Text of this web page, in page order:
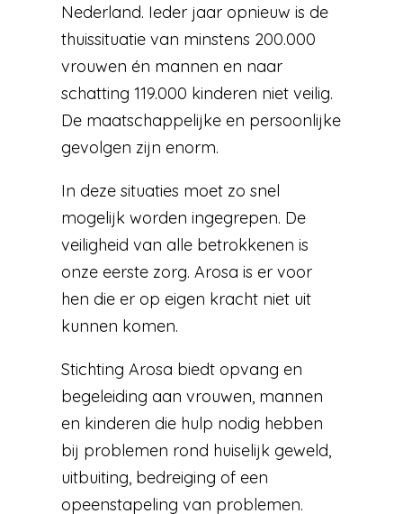
Nederland. Ieder jaar opnieuw is de
thuissituatie van minstens 200.000
vrouwen én mannen en naar
schatting 119.000 kinderen niet veilig.
De maatschappelijke en persoonlijke
gevolgen zijn enorm.
In deze situaties moet zo snel
mogelijk worden ingegrepen. De
veiligheid van alle betrokkenen is
onze eerste zorg. Arosa is er voor
hen die er op eigen kracht niet uit
kunnen komen.
Stichting Arosa biedt opvang en
begeleiding aan vrouwen, mannen
en kinderen die hulp nodig hebben
bij problemen rond huiselijk geweld,
uitbuiting, bedreiging of een
opeenstapeling van problemen.